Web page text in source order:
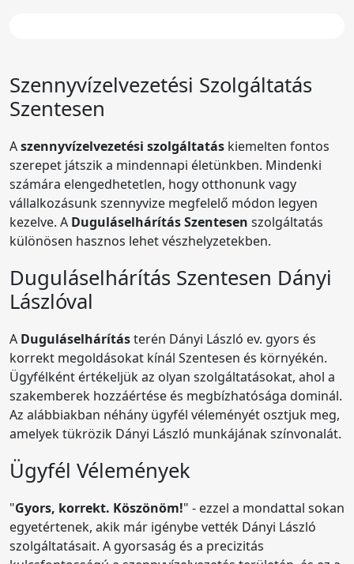
Szennyvízelvezetési Szolgáltatás
Szentesen
Aszennyvízelvezetési szolgáltatás kiemelten fontos
szerepet játszik a mindennapi életünkben. Mindenki
számára elengedhetetlen, hogy otthonunk vagy
vállalkozásunk szennyvize megfelelő módon legyen
kezelve. A Duguláselhárítás Szentesen szolgáltatás
különösen hasznos lehet vészhelyzetekben.
Duguláselhárítás Szentesen Dányi
Lászlóval
A Duguláselhárításterén Dányi László ev. gyors és
korrekt megoldásokat kínál Szentesen és környékén.
Ügyfélként értékeljük az olyan szolgáltatásokat, ahol a
szakemberek hozzáértése és megbízhatósága dominál.
Az alábbiakban néhány ügyfél véleményét osztjuk meg,
amelyek tükrözik Dányi László munkájának színvonalát.
Ügyfél Vélemények
"Gyors, korrekt. Köszönöm!" - ezzel a mondattal sokan
egyetértenek, akik már igénybe vették Dányi László
szolgáltatásait. A gyorsaság és a precizitás